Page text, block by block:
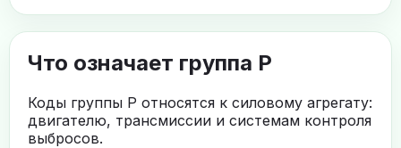
Что означает группа P
Коды группы P относятся к силовому агрегату:
двигателю, трансмиссии и системам контроля
выбросов.